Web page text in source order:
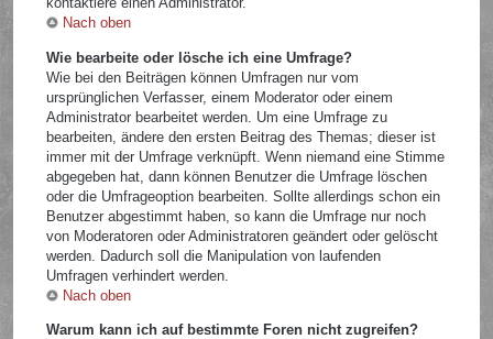
Nach oben
Wie bearbeite oder lösche ich eine Umfrage?
Wie bei den Beiträgen können Umfragen nur vom
ursprünglichen Verfasser, einem Moderator oder einem
Administrator bearbeitet werden. Um eine Umfrage zu
bearbeiten, ändere den ersten Beitrag des Themas; dieser ist
immer mit der Umfrage verknüpft. Wenn niemand eine Stimme
abgegeben hat, dann können Benutzer die Umfrage löschen
oder die Umfrageoption bearbeiten. Sollte allerdings schon ein
Benutzer abgestimmt haben, so kann die Umfrage nur noch
von Moderatoren oder Administratoren geändert oder gelöscht
werden. Dadurch soll die Manipulation von laufenden
Umfragen verhindert werden.
Nach oben
Warum kann ich auf bestimmte Foren nicht zugreifen?